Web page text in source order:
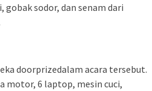
sodor, dan senam dari
doorprizedalam acara tersebut.
motor, 6 laptop, mesin cuci,